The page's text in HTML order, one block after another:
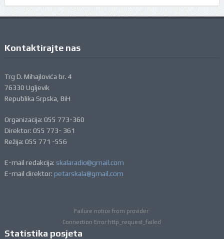
Kontaktirajte nas
Trg D. Mihajlovića br. 4
76330 Ugljevik
Republika Srpska, BiH
Organizacija: 055 773-360
Direktor: 055 773- 361
Režija: 055 771 -556
E-mail redakcija: skalaradio@gmail.com
E-mail direktor: petarskala@gmail.com
Failure notice from provider:
Connection Error:http_request_failed
Statistika posjeta